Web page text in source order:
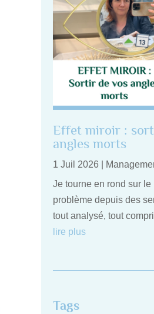
Effet miroir :
angles morts
1 Juil 2026
Je tourne en rond sur le
problème depuis des
tout analysé, tout
lire plus
Tags